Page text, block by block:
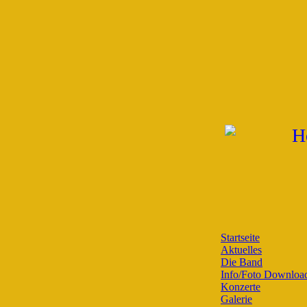
Startseite
Aktuelles
Die Band
Info/Foto
Konzerte
Galerie